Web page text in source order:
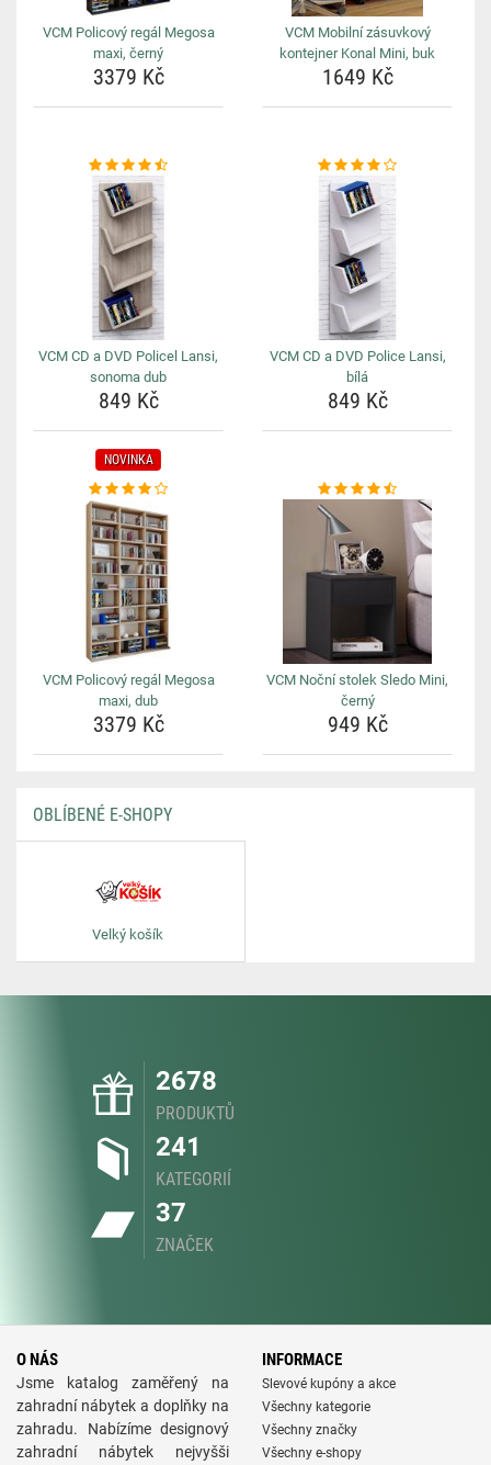
VCM Policový regál Megosa
maxi, černý
3379 Kč
VCM Mobilní zásuvkový
kontejner Konal Mini, buk
1649 Kč
VCM CD a DVD Policel Lansi,
sonoma dub
849 Kč
VCM CD a DVD Police Lansi,
bílá
849 Kč
NOVINKA
VCM Policový regál Megosa
maxi, dub
3379 Kč
VCM Noční stolek Sledo Mini,
černý
949 Kč
OBLÍBENÉ E-SHOPY
Velký košík
2678
PRODUKTŮ
241
KATEGORIÍ
37
ZNAČEK
O NÁS
Jsme katalog zaměřený na
zahradní nábytek a doplňky na
zahradu. Nabízíme designový
zahradní nábytek nejvyšši
INFORMACE
Slevové kupóny a akce
Všechny kategorie
Všechny značky
Všechny e-shopy